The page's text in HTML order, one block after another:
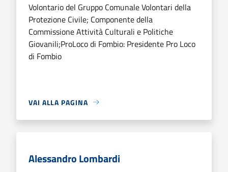
Volontario del Gruppo Comunale Volontari della
Protezione Civile; Componente della
Commissione Attività Culturali e Politiche
Giovanili;ProLoco di Fombio: Presidente Pro Loco
di Fombio
VAI ALLA PAGINA
Alessandro Lombardi